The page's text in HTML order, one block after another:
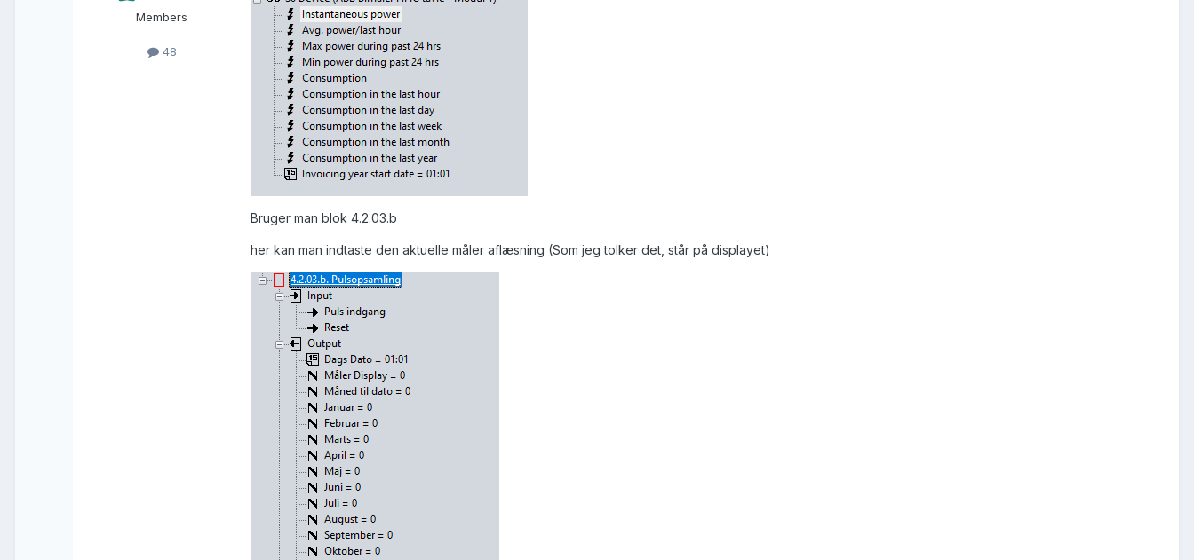
Members
48
Bruger man blok 4.2.03.b
her kan man indtaste den aktuelle måler aflæsning (Som jeg tolker det, står på displayet)